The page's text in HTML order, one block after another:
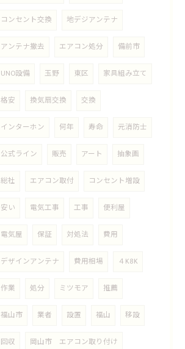
コンセント交換 地デジアンテナ
アンテナ撤去 エアコン処分 備前市
UNO設備 玉野 東区 家具組み立て
格安 換気扇交換 交換
インターホン 何年 寿命 元消防士
公式ライン 販売 アート 抽象画
総社 エアコン取付 コンセント増設
安い 電気工事 工事 便利屋
電気屋 保証 対処法 費用
デザインアンテナ 費用相場 ４K8K
作業 処分 ミツモア 推薦
福山市 業者 設置 福山 移設
回収 岡山市 エアコン取り付け